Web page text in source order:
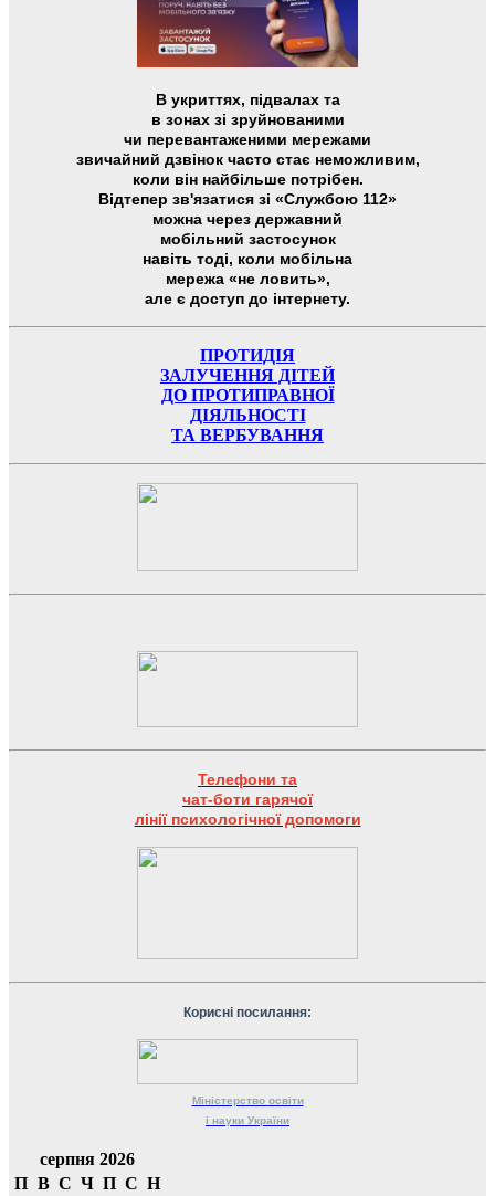
В укриттях, підвалах та
в зонах зі зруйнованими
чи перевантаженими мережами
звичайний дзвінок часто стає неможливим,
коли він найбільше потрібен.
Відтепер зв'язатися зі «Службою 112»
можна через державний
мобільний застосунок
навіть тоді, коли мобільна
мережа «не ловить»,
але є доступ до інтернету.
ПРОТИДІЯ
ЗАЛУЧЕННЯ ДІТЕЙ
ДО ПРОТИПРАВНОЇ
ДІЯЛЬНОСТІ
ТА ВЕРБУВАННЯ
Телефони та
чат-боти гарячої
лінії психологічної допомоги
Корисні посилання:
Міністерство освіти
і науки України
серпня 2026
П В С Ч П С Н